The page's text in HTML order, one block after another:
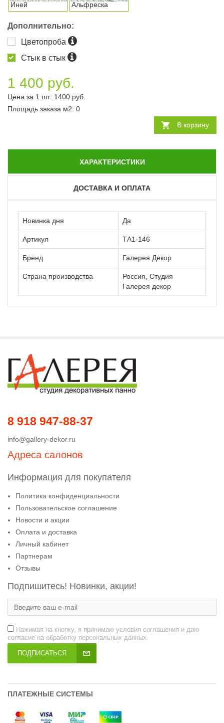
Иней Альфреска
Дополнительно:
Цветопроба
Стык в стык
1 400 руб.
Цена за 1 шт: 1400 руб.
Площадь заказа м2: 0
В корзину
ХАРАКТЕРИСТИКИ
ДОСТАВКА И ОПЛАТА
Новинка дня Да
Артикул ТА1-146
Бренд Галерея Декор
Страна производства
Россия, Студия
Галерея декор
8 918 947-88-37
info@gallery-dekor.ru
Адреса салонов
Информация для покупателя
Политика конфиденциальности
Пользовательское соглашение
Новости и акции
Оплата и доставка
Личный кабинет
Партнерам
Отзывы
Подпишитесь! Новинки, акции!
Нажимая на кнопку, я принимаю условия соглашения и даю
согласие на обработку персональных данных.
ПОДПИСАТЬСЯ
ПЛАТЕЖНЫЕ СИСТЕМЫ